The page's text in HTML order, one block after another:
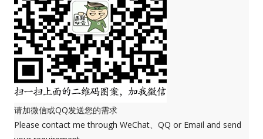
请加微信或QQ发送您的需求
Please contact me through WeChat、QQ or Email and send